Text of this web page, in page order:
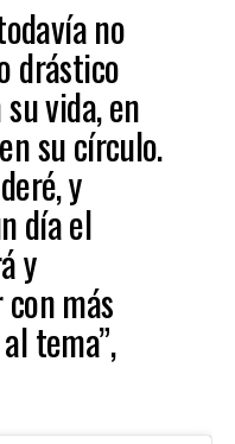
no
drástico
vida, en
su círculo.
y
día el
y
más
tema”,